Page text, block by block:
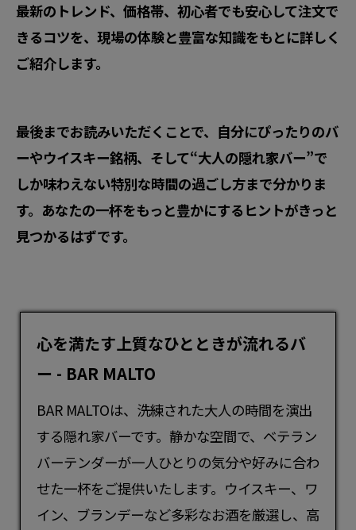
最新のトレンド、価格帯、初心者でも安心して注文で
きるコツを、現場の体験と豊富な知識をもとに詳しく
ご紹介します。
最後までお読みいただくことで、自分にぴったりのバ
ーやウイスキー銘柄、そして“大人の隠れ家バー”で
しか味わえない特別な時間の過ごし方まで分かりま
す。あなたの一杯をもっと豊かにするヒントがきっと
見つかるはずです。
心を満たす上質なひとときが流れるバ
ー - BAR MALTO
BAR MALTOは、洗練された大人の時間を演出
する隠れ家バーです。静かな空間で、ベテラン
バーテンダーが一人ひとりの気分や好みに合わ
せた一杯をご提供いたします。ウイスキー、ワ
イン、ブランデーなど多彩なお酒を厳選し、高